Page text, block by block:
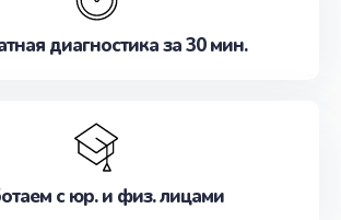
диагностика за 30 мин.
с юр. и физ. лицами